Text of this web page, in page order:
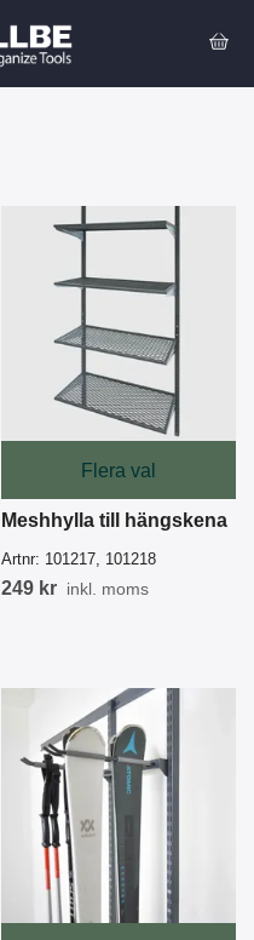
Flera val
Meshhylla till hängskena
Artnr: 101217, 101218
249 kr inkl. moms